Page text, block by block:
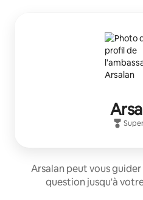
Arsalan peut vous
question jusqu'à